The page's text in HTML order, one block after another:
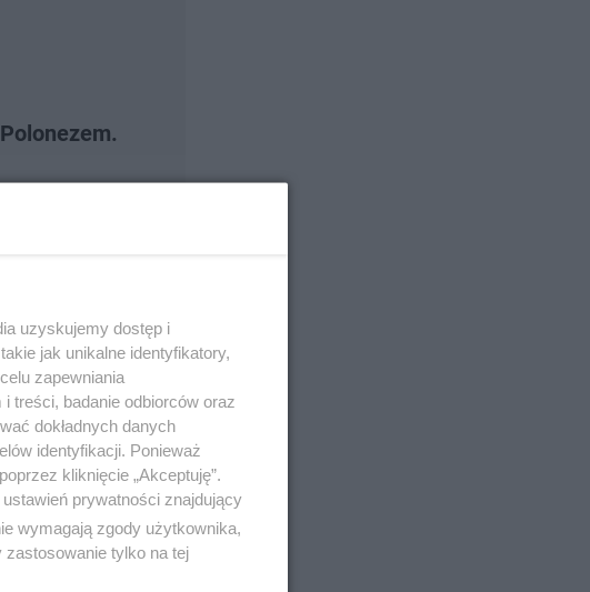
uzyskujemy dostęp i
jak unikalne identyfikatory,
zapewniania
treści, badanie odbiorców oraz
dokładnych danych
identyfikacji. Ponieważ
kliknięcie „Akceptuję”.
prywatności znajdujący
wymagają zgody użytkownika,
zastosowanie tylko na tej